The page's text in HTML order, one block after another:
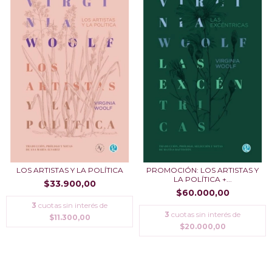
LOS ARTISTAS Y LA POLÍTICA
$33.900,00
3 cuotas sin interés de
$11.300,00
PROMOCIÓN: LOS ARTISTAS Y
LA POLÍ­TICA +...
$60.000,00
3 cuotas sin interés de
$20.000,00